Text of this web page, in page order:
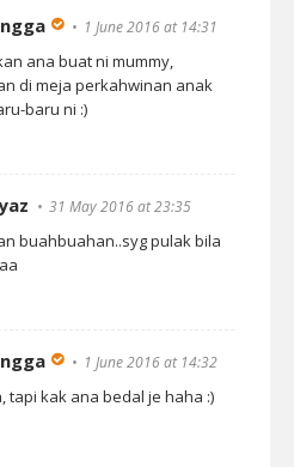
1 June 2016 at 14:31
ana buat ni mummy,
di meja perkahwinan anak
baru ni :)
31 May 2016 at 23:35
buahbuahan..syg pulak bila
1 June 2016 at 14:32
tapi kak ana bedal je haha :)